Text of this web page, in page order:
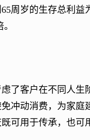
周岁的生存总利益
客户在不同人生
冲动消费，为家
可用于传承，也可